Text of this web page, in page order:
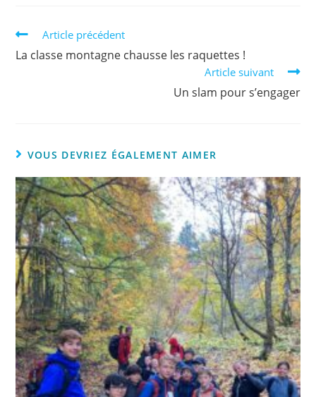
Article précédent
La classe montagne chausse les raquettes !
Article suivant
Un slam pour s’engager
VOUS DEVRIEZ ÉGALEMENT AIMER